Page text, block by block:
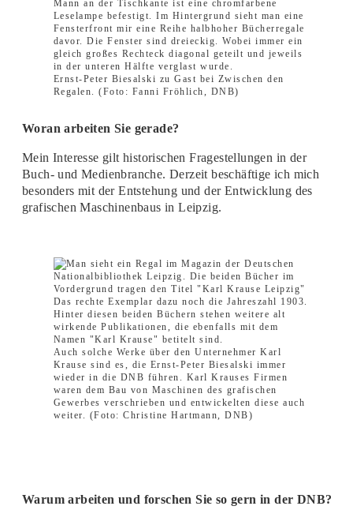
Ernst-Peter Biesalski zu Gast bei Zwischen den
Regalen. (Foto: Fanni Fröhlich, DNB)
Woran arbeiten Sie gerade?
Mein Interesse gilt historischen Fragestellungen in der
Buch- und Medienbranche. Derzeit beschäftige ich mich
besonders mit der Entstehung und der Entwicklung des
grafischen Maschinenbaus in Leipzig.
Auch solche Werke über den Unternehmer Karl
Krause sind es, die Ernst-Peter Biesalski immer
wieder in die DNB führen. Karl Krauses Firmen
waren dem Bau von Maschinen des grafischen
Gewerbes verschrieben und entwickelten diese auch
weiter. (Foto: Christine Hartmann, DNB)
Warum arbeiten und forschen Sie so gern in der DNB?